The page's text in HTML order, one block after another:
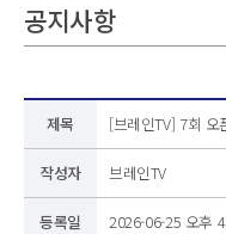
공지사항
제목 [브레인TV] 7회
작성자 브레인TV
등록일 2026-06-25 오후